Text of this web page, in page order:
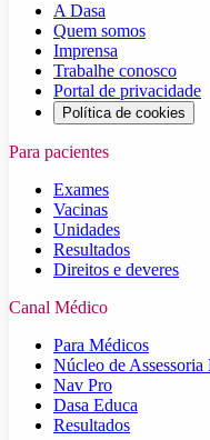
A Dasa
Quem somos
Imprensa
Trabalhe conosco
Portal de privacidade
Política de cookies
Para pacientes
Exames
Vacinas
Unidades
Resultados
Direitos e deveres
Canal Médico
Para Médicos
Núcleo de Assessoria
Nav Pro
Dasa Educa
Resultados